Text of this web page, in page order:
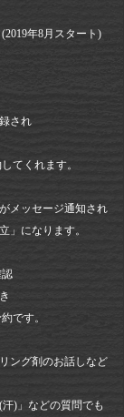
年8月スタート)
され
てくれます。
メッセージ通知され
」になります。
です。
ング剤のお話しなど
)」などの質問でも